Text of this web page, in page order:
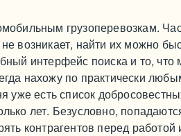
грузоперевозкам.
возникает, найти их можно
интерфейс поиска и то, что
нахожу по практически
уже есть список
лет. Безусловно,
контрагентов перед работой